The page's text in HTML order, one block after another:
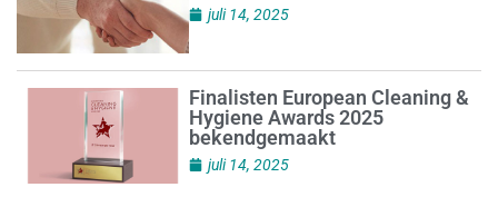
juli 14, 2025
Finalisten European Cleaning &
Hygiene Awards 2025
bekendgemaakt
juli 14, 2025